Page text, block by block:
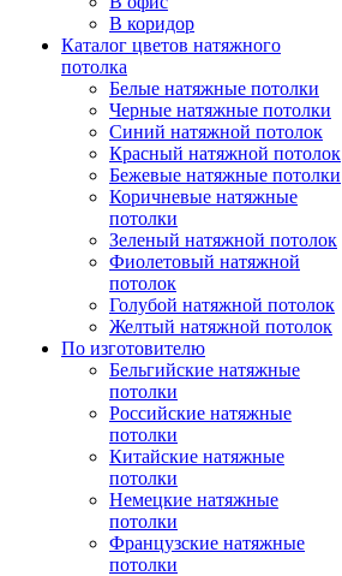
В коридор
Каталог цветов натяжного
потолка
Белые натяжные потолки
Черные натяжные потолки
Синий натяжной потолок
Красный натяжной потолок
Бежевые натяжные потолки
Коричневые натяжные
потолки
Зеленый натяжной потолок
Фиолетовый натяжной
потолок
Голубой натяжной потолок
Желтый натяжной потолок
По изготовителю
Бельгийские натяжные
потолки
Российские натяжные
потолки
Китайские натяжные
потолки
Немецкие натяжные
потолки
Французские натяжные
потолки